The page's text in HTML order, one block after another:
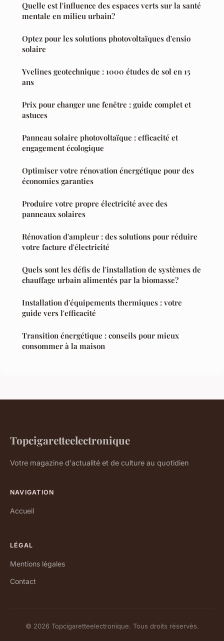
Quelle est l'influence des espaces verts sur la santé
mentale en milieu urbain?
Optez pour les solutions photovoltaïques d'ensio
solaire
Yvelines geotechnique : 1000 études de sol en 15
ans
Prix pour changer une fenêtre : guide complet et
astuces
Panneau solaire photovoltaïque : efficacité et
engagement écologique
Optimiser votre rénovation énergétique pour des
économies garanties
Produire votre propre électricité avec des
panneaux solaires
Rénovation d'ampleur : des solutions pour réduire
votre facture d'électricité
Quels sont les défis de l'installation de systèmes de
chauffage urbain alimentés par la biomasse?
Installation d'équipements thermiques : votre
guide vers l'efficacité
Transition énergétique : conseils pour mieux
consommer à la maison
Topcigaretteelectronique
Votre magazine d'actualité et de culture au quotidien
NAVIGATION
Accueil
LÉGAL
Mentions légales
Contact
© 2026 Topcigaretteelectronique. Tous droits réservés.